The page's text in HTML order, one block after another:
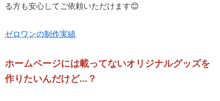
る方も安心してご依頼いただけます😊
ゼロワンの制作実績
ホームページには載ってないオリジナルグッズを
作りたいんだけど…？